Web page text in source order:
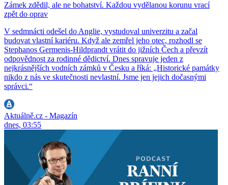
Zámek zdědil, ale ne bohatství. Každou vydělanou korunu vrací
zpět do oprav
V sedmnácti odešel do Anglie, vystudoval univerzitu a začal
budovat vlastní kariéru. Když ale zemřel jeho otec, rozhodl se
Stephanos Germenis-Hildprandt vrátit do jižních Čech a převzít
odpovědnost za rodinné dědictví. Dnes spravuje jeden z
nejkrásnějších vodních zámků v Česku a říká: „Historické památky
nikdo z nás ve skutečnosti nevlastní. Jsme jen jejich dočasnými
správci.“
Aktuálně.cz - Magazín
dnes, 03:55